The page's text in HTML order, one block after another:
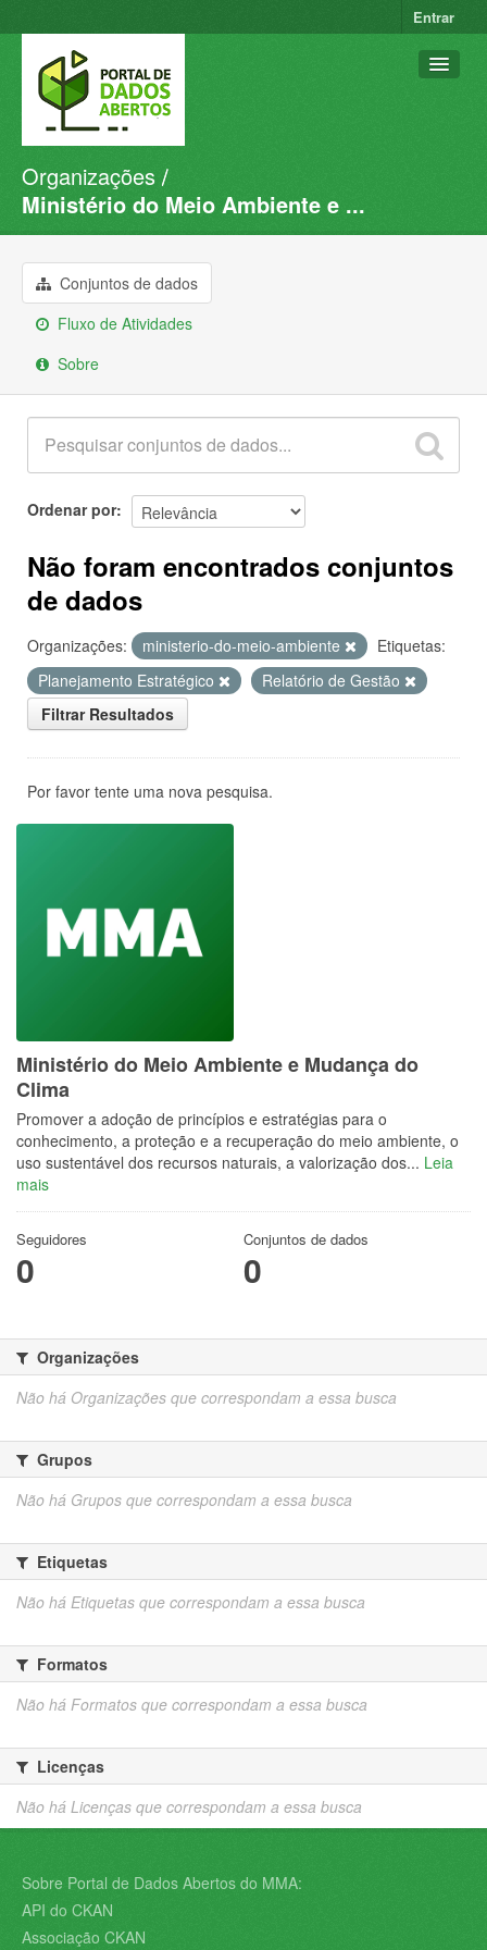
Entrar
Conjuntos de dados
Organizações
Sobre
Organizações
Ministério do Meio Ambiente e ...
Conjuntos de dados
Fluxo de Atividades
Sobre
Ordenar por
Não foram encontrados conjuntos
de dados
Organizações: ministerio-do-meio-ambiente
Etiquetas:
Planejamento Estratégico
Relatório de Gestão
Filtrar Resultados
Por favor tente uma nova pesquisa.
Ministério do Meio Ambiente e Mudança do
Clima
Promover a adoção de princípios e estratégias para o
conhecimento, a proteção e a recuperação do meio ambiente, o
uso sustentável dos recursos naturais, a valorização dos... Leia
mais
Seguidores
0
Conjuntos de dados
0
Organizações
Não há Organizações que correspondam a essa busca
Grupos
Não há Grupos que correspondam a essa busca
Etiquetas
Não há Etiquetas que correspondam a essa busca
Formatos
Não há Formatos que correspondam a essa busca
Licenças
Não há Licenças que correspondam a essa busca
Sobre Portal de Dados Abertos do MMA:
API do CKAN
Associação CKAN